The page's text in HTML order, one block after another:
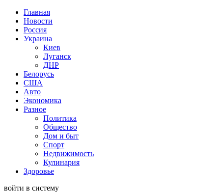
Главная
Новости
Россия
Украина
Киев
Луганск
ДНР
Белорусь
США
Авто
Экономика
Разное
Политика
Общество
Дом и быт
Спорт
Недвижимость
Кулинария
Здоровье
войти в систему